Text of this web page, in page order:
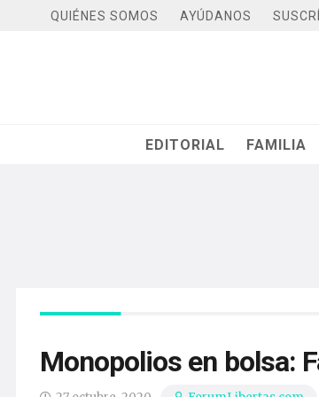
QUIÉNES SOMOS AYÚDANOS
EDITORIAL FAMILIA
Monopolios en bolsa: